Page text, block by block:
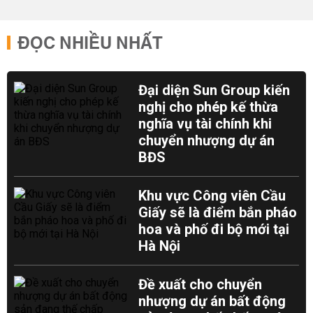
ĐỌC NHIỀU NHẤT
Đại diện Sun Group kiến
nghị cho phép kế thừa
nghĩa vụ tài chính khi
chuyển nhượng dự án
BĐS
Khu vực Công viên Cầu
Giấy sẽ là điểm bắn pháo
hoa và phố đi bộ mới tại
Hà Nội
Đề xuất cho chuyển
nhượng dự án bất động